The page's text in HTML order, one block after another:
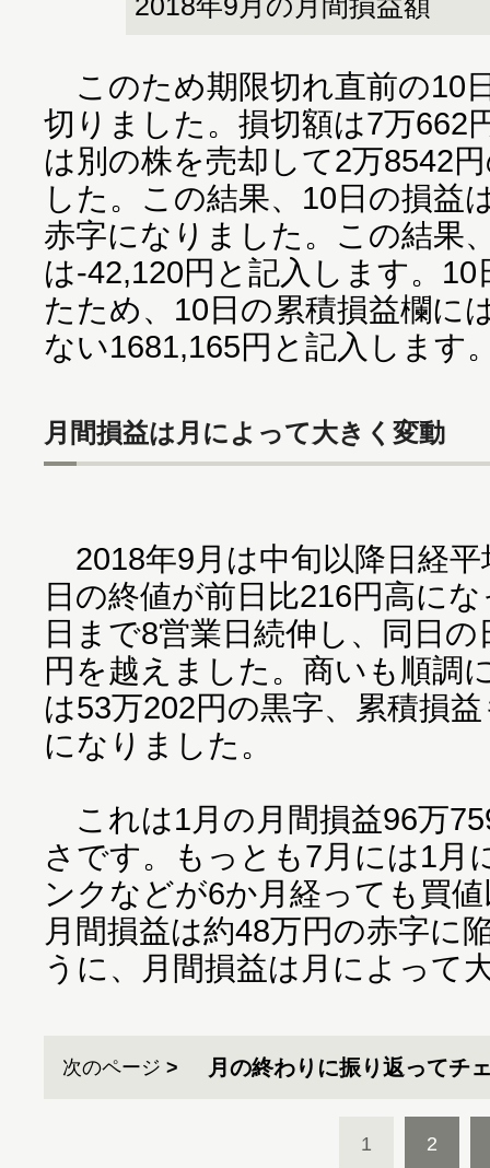
2018年9月の月間損益額
このため期限切れ直前の10
切りました。損切額は7万662
は別の株を売却して2万8542
した。この結果、10日の損益
赤字になりました。この結果
は-42,120円と記入します。
たため、10日の累積損益欄に
ない1681,165円と記入します
月間損益は月によって大きく変動
2018年9月は中旬以降日経
日の終値が前日比216円高に
日まで8営業日続伸し、同日
円を越えました。商いも順調
は53万202円の黒字、累積損
になりました。
これは1月の月間損益96万
さです。もっとも7月には1月
ンクなどが6か月経っても買
月間損益は約48万円の赤字に
うに、月間損益は月によって
次のページ 月の終わりに振り返ってチ
1 2